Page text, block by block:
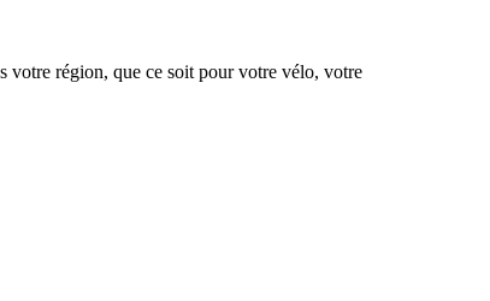
votre région, que ce soit pour votre vélo, votre